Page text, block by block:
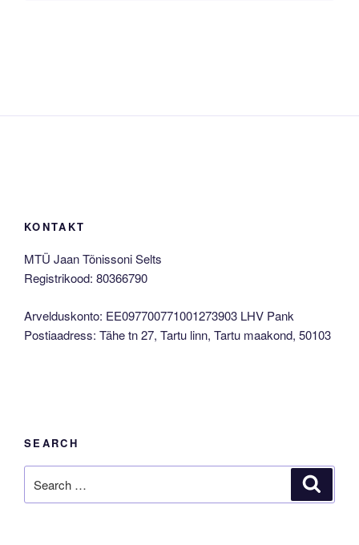
KONTAKT
MTÜ Jaan Tõnissoni Selts
Registrikood: 80366790
Arvelduskonto: EE097700771001273903 LHV Pank
Postiaadress: Tähe tn 27, Tartu linn, Tartu maakond, 50103
SEARCH
for: